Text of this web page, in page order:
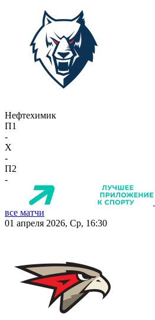
Нефтехимик
П1
-
X
-
П2
-
все матчи
01 апреля 2026, Ср, 16:30